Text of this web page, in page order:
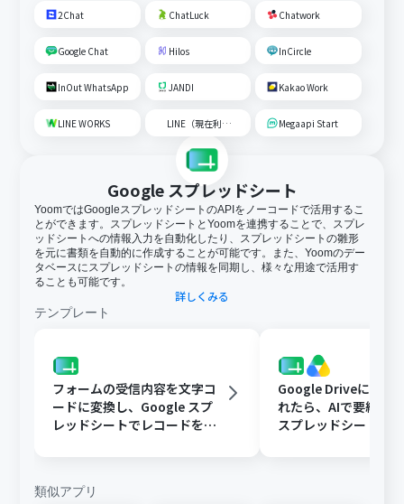
2Chat ChatLuck Chatwork
Google Chat Hilos InCircle
InOut WhatsApp JANDI Kakao Work
LINE WORKS LINE（現在利用不可） Megaapi Start
Google スプレッドシート
YoomではGoogleスプレッドシートのAPIをノーコードで活用するこ
とができます。スプレッドシートとYoomを連携することで、スプレ
ッドシートへの情報入力を自動化したり、スプレッドシートの雛形
を元に書類を自動的に作成することが可能です。また、Yoomのデー
タベースにスプレッドシートの情報を同期し、様々な用途で活用す
ることも可能です。
詳しくみる
テンプレート
フォームの受信内容を文字コ
ードに変換し、Google スプ
レッドシートでレコードを追
Google Driveに文書
れたら、AIで要約し
スプレッドシートの
類似アプリ